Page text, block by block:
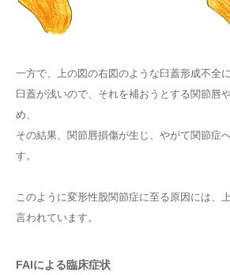
一方で、上の図の右図のような臼蓋形成不全
臼蓋が浅いので、それを補おうとする関節唇
め、
その結果、関節唇損傷が生じ、やがて関節症
す。
このように変形性股関節症に至る原因には、
言われています。
FAIによる臨床症状